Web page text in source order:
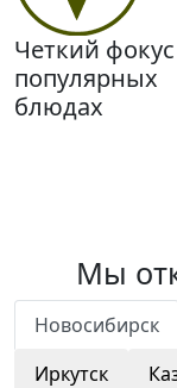
Четкий
популярных
блюдах
Мы
Новосибирск
Иркутск